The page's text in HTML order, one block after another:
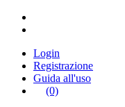
Login
Registrazione
Guida all'uso
(0)